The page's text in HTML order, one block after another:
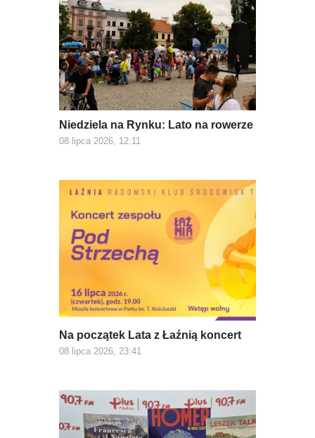
Niedziela na Rynku: Lato na rowerze
08 lipca 2026, 12:11
Na początek Lata z Łaźnią koncert
08 lipca 2026, 23:41